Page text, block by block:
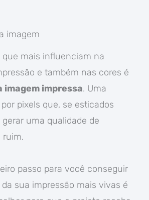
imagem
que mais influenciam na
e também nas cores é
imagem impressa. Uma
pixels que, se esticados
uma qualidade de
ruim.
passo para você conseguir
sua impressão mais vivas é